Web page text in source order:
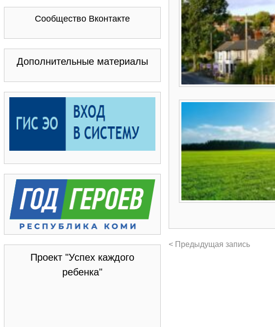
Сообщество Вконтакте
Дополнительные материалы
Проект "Успех каждого
ребенка"
< Предыдущая запись